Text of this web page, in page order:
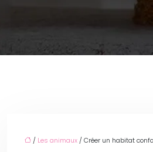
/ Les animaux / Créer un habitat